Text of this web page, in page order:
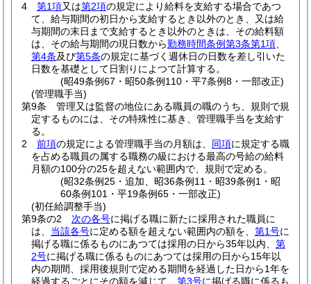
4
第1項又は第2項の規定により給料を支給する場合であつ
て、給与期間の初日から支給するとき以外のとき、又は給
与期間の末日まで支給するとき以外のときは、その給料額
は、その給与期間の現日数から勤務時間条例第3条第1項
第4条及び第5条の規定に基づく週休日の日数を差し引いた
日数を基礎として日割りによつて計算する。
(昭49条例67・昭50条例110・平7条例8・一部改正)
(管理職手当)
第9条
管理又は監督の地位にある職員の職のうち、規則で規
定するものには、その特殊性に基き、管理職手当を支給す
る。
2
前項の規定による管理職手当の月額は、 同項に規定する職
を占める職員の属する職務の級における最高の号給の給料
月額の100分の25を超えない範囲内で、規則で定める。
(昭32条例25・追加、昭36条例11・昭39条例1・昭
60条例101・平19条例65・一部改正)
(初任給調整手当)
第9条の2
次の各号に掲げる職に新たに採用された職員に
は、 当該各号に定める額を超えない範囲内の額を、 第1号に
掲げる職に係るものにあつては採用の日から35年以内、 第
2号に掲げる職に係るものにあつては採用の日から15年以
内の期間、採用後規則で定める期間を経過した日から1年を
経過するごとにその額を減じて、 第3号に掲げる職に係るも